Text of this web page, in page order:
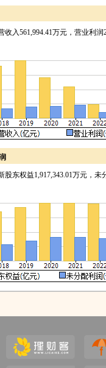
入561,994.41万元，营业利润
东权益1,917,343.01万元，未